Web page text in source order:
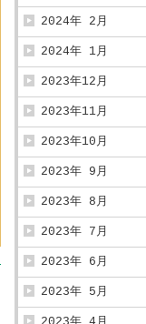
2024年 2月
2024年 1月
2023年12月
2023年11月
2023年10月
2023年 9月
2023年 8月
2023年 7月
2023年 6月
2023年 5月